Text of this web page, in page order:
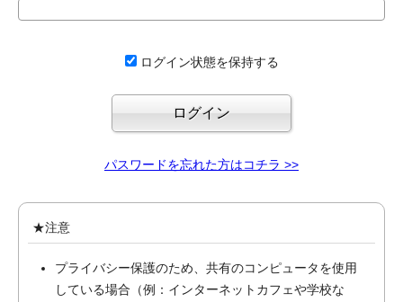
ログイン状態を保持する
パスワードを忘れた方はコチラ >>
★注意
プライバシー保護のため、共有のコンピュータを使用
している場合（例：インターネットカフェや学校な